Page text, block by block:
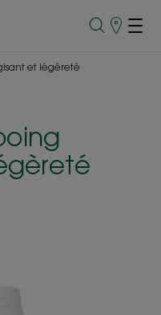
Points
et légèreté